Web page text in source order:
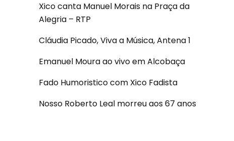
Xico canta Manuel Morais na Praça da
Alegria – RTP
Cláudia Picado, Viva a Música, Antena 1
Emanuel Moura ao vivo em Alcobaça
Fado Humoristico com Xico Fadista
Nosso Roberto Leal morreu aos 67 anos